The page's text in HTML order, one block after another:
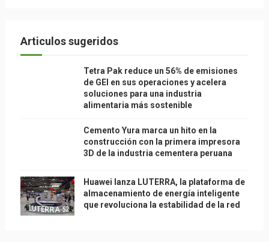
Articulos sugeridos
Tetra Pak reduce un 56% de emisiones
de GEI en sus operaciones y acelera
soluciones para una industria
alimentaria más sostenible
Cemento Yura marca un hito en la
construcción con la primera impresora
3D de la industria cementera peruana
Huawei lanza LUTERRA, la plataforma de
almacenamiento de energía inteligente
que revoluciona la estabilidad de la red